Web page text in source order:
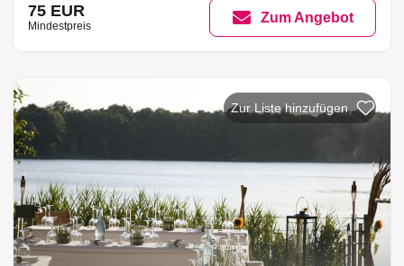
75 EUR
Mindestpreis
Zum Angebot
Zur Liste